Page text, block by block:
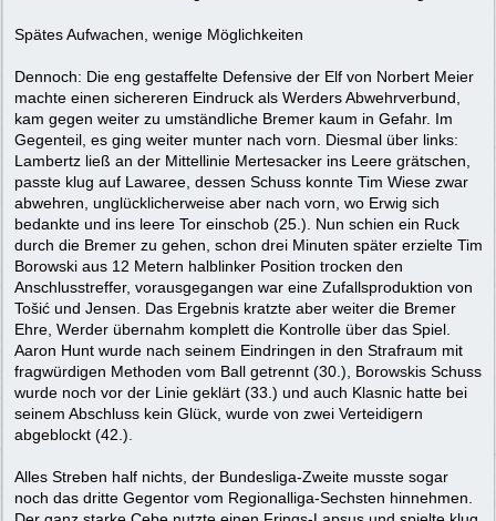
Spätes Aufwachen, wenige Möglichkeiten
Dennoch: Die eng gestaffelte Defensive der Elf von Norbert Meier
machte einen sichereren Eindruck als Werders Abwehrverbund,
kam gegen weiter zu umständliche Bremer kaum in Gefahr. Im
Gegenteil, es ging weiter munter nach vorn. Diesmal über links:
Lambertz ließ an der Mittellinie Mertesacker ins Leere grätschen,
passte klug auf Lawaree, dessen Schuss konnte Tim Wiese zwar
abwehren, unglücklicherweise aber nach vorn, wo Erwig sich
bedankte und ins leere Tor einschob (25.). Nun schien ein Ruck
durch die Bremer zu gehen, schon drei Minuten später erzielte Tim
Borowski aus 12 Metern halblinker Position trocken den
Anschlusstreffer, vorausgegangen war eine Zufallsproduktion von
Tošić und Jensen. Das Ergebnis kratzte aber weiter die Bremer
Ehre, Werder übernahm komplett die Kontrolle über das Spiel.
Aaron Hunt wurde nach seinem Eindringen in den Strafraum mit
fragwürdigen Methoden vom Ball getrennt (30.), Borowskis Schuss
wurde noch vor der Linie geklärt (33.) und auch Klasnic hatte bei
seinem Abschluss kein Glück, wurde von zwei Verteidigern
abgeblockt (42.).
Alles Streben half nichts, der Bundesliga-Zweite musste sogar
noch das dritte Gegentor vom Regionalliga-Sechsten hinnehmen.